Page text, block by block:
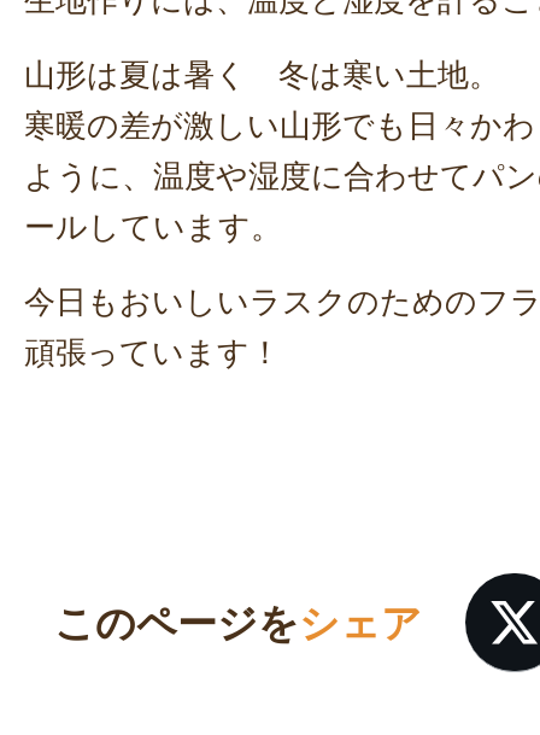
山形は夏は暑く 冬は寒い土地。
寒暖の差が激しい山形でも日々か
ように、温度や湿度に合わせてパ
ールしています。
今日もおいしいラスクのためのフ
頑張っています！
このページをシェア